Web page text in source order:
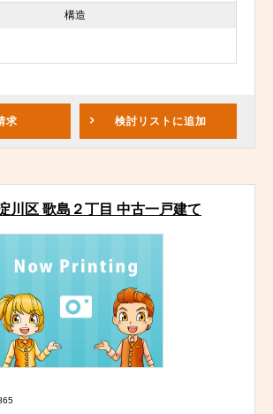
構造
求 検討リスト に追加
川区 歌島２丁目 中古一戸建て